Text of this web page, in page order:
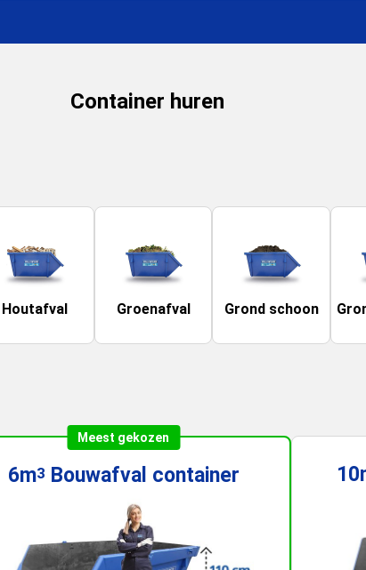
Container huren
Houtafval Groenafval Grond schoon
Meest gekozen
6m3 Bouwafval container